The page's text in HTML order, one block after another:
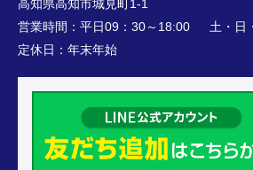
高知県高知市城見町1-1
営業時間： 平日09：30～18:00 土・日
定休日： 年末年始